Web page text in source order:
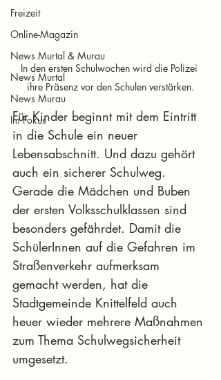
Freizeit
Online-Magazin
News Murtal & Murau
News Murtal
News Murau
Im Fokus
In den ersten Schulwochen wird die Polizei
ihre Präsenz vor den Schulen verstärken.
Für Kinder beginnt mit dem Eintritt
in die Schule ein neuer
Lebensabschnitt. Und dazu gehört
auch ein sicherer Schulweg.
Gerade die Mädchen und Buben
der ersten Volksschulklassen sind
besonders gefährdet. Damit die
SchülerInnen auf die Gefahren im
Straßenverkehr aufmerksam
gemacht werden, hat die
Stadtgemeinde Knittelfeld auch
heuer wieder mehrere Maßnahmen
zum Thema Schulwegsicherheit
umgesetzt.